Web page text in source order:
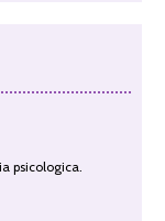
psicologica.